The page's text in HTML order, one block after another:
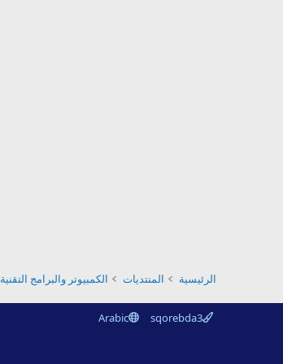
الرئيسية المنتديات الكمبيوتر والبرامج التقنية
sqorebda3
Arabic